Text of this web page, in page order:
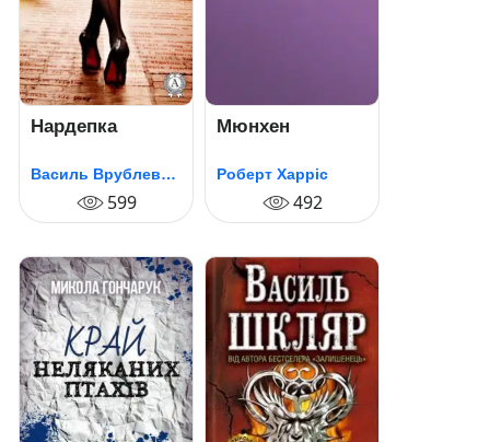
Нардепка
Василь Врублевський
599
Мюнхен
Роберт Харріс
492